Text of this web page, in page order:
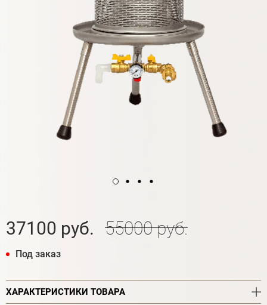
37100 руб. 55000 руб.
Под заказ
ХАРАКТЕРИСТИКИ ТОВАРА